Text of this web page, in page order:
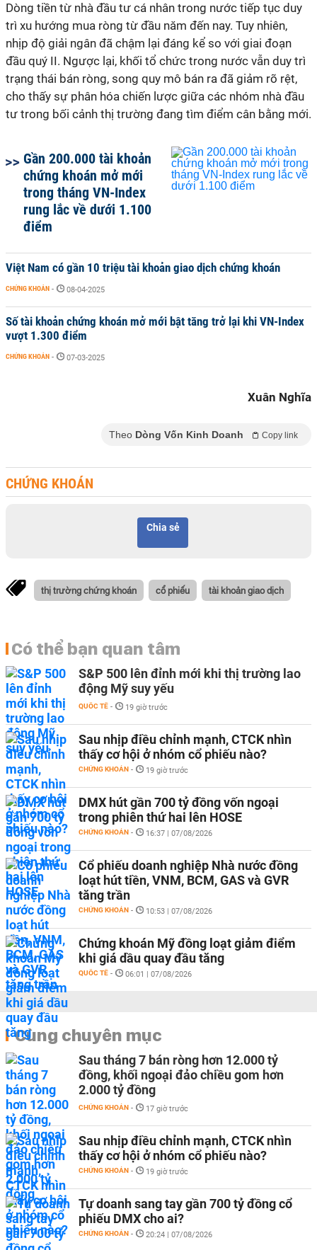
Dòng tiền từ nhà đầu tư cá nhân trong nước tiếp tục duy
trì xu hướng mua ròng từ đầu năm đến nay. Tuy nhiên,
nhịp độ giải ngân đã chậm lại đáng kể so với giai đoạn
đầu quý II. Ngược lại, khối tổ chức trong nước vẫn duy trì
trạng thái bán ròng, song quy mô bán ra đã giảm rõ rệt,
cho thấy sự phân hóa chiến lược giữa các nhóm nhà đầu
tư trong bối cảnh thị trường đang tìm điểm cân bằng mới.
Gần 200.000 tài khoản
chứng khoán mở mới
trong tháng VN-Index
rung lắc về dưới 1.100
điểm
Việt Nam có gần 10 triệu tài khoản giao dịch chứng khoán
CHỨNG KHOÁN - 08-04-2025
Số tài khoản chứng khoán mở mới bật tăng trở lại khi VN-Index
vượt 1.300 điểm
CHỨNG KHOÁN - 07-03-2025
Xuân Nghĩa
Theo Dòng Vốn Kinh Doanh Copy link
CHỨNG KHOÁN
Chia sẻ
thị trường chứng khoán cổ phiếu tài khoản giao dịch
Có thể bạn quan tâm
S&P 500 lên đỉnh mới khi thị trường lao
động Mỹ suy yếu
QUỐC TẾ - 19 giờ trước
Sau nhịp điều chỉnh mạnh, CTCK nhìn
thấy cơ hội ở nhóm cổ phiếu nào?
CHỨNG KHOÁN - 19 giờ trước
DMX hút gần 700 tỷ đồng vốn ngoại
trong phiên thứ hai lên HOSE
CHỨNG KHOÁN - 16:37 | 07/08/2026
Cổ phiếu doanh nghiệp Nhà nước đồng
loạt hút tiền, VNM, BCM, GAS và GVR
tăng trần
CHỨNG KHOÁN - 10:53 | 07/08/2026
Chứng khoán Mỹ đồng loạt giảm điểm
khi giá dầu quay đầu tăng
QUỐC TẾ - 06:01 | 07/08/2026
Cùng chuyên mục
Sau tháng 7 bán ròng hơn 12.000 tỷ
đồng, khối ngoại đảo chiều gom hơn
2.000 tỷ đồng
CHỨNG KHOÁN - 17 giờ trước
Sau nhịp điều chỉnh mạnh, CTCK nhìn
thấy cơ hội ở nhóm cổ phiếu nào?
CHỨNG KHOÁN - 19 giờ trước
Tự doanh sang tay gần 700 tỷ đồng cổ
phiếu DMX cho ai?
CHỨNG KHOÁN - 20:24 | 07/08/2026